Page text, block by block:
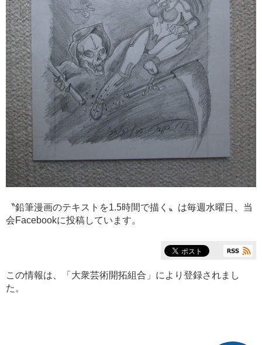
〝鉛筆漫画のテキストを1.5時間で描く〟は毎週水曜日、当
会Facebookに投稿しています。
この情報は、「 大衆芸術開拓組合 」により登録されまし
た。